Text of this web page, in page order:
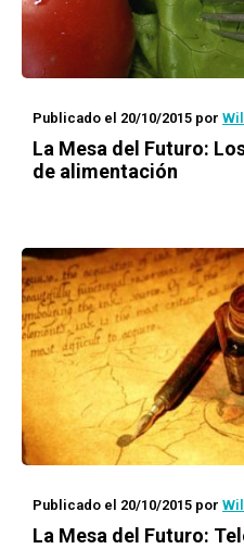
Publicado el 20/10/2015 por
La Mesa del Futuro:
de alimentación
Publicado el 20/10/2015 por
La Mesa del Futuro: